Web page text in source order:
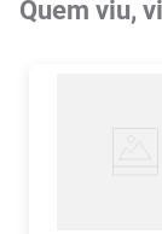
Quem viu,